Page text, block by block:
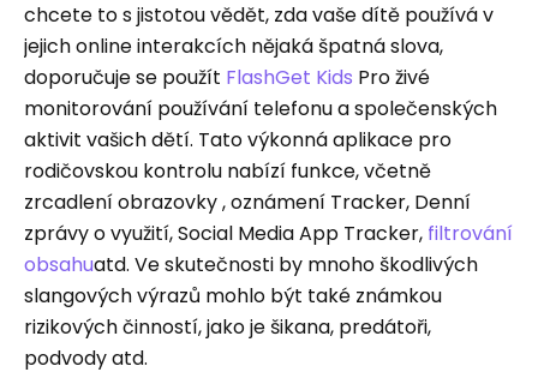
chcete to s jistotou vědět, zda vaše dítě používá v
jejich online interakcích nějaká špatná slova,
doporučuje se použít FlashGet Kids Pro živé
monitorování používání telefonu a společenských
aktivit vašich dětí. Tato výkonná aplikace pro
rodičovskou kontrolu nabízí funkce, včetně
zrcadlení obrazovky , oznámení Tracker, Denní
zprávy o využití, Social Media App Tracker, filtrování
obsahuatd. Ve skutečnosti by mnoho škodlivých
slangových výrazů mohlo být také známkou
rizikových činností, jako je šikana, predátoři,
podvody atd.